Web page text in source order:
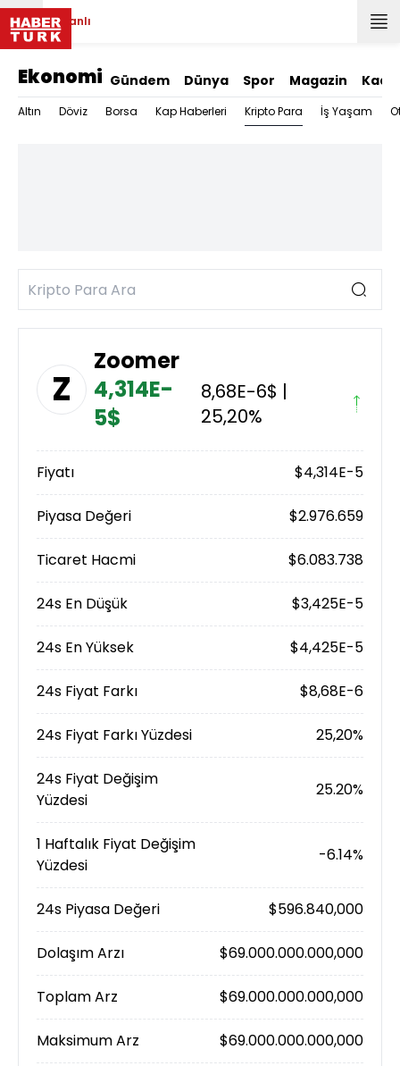
Canlı
Ekonomi Gündem Dünya Spor Magazin
Altın Döviz Borsa Kap Haberleri Kripto Para İş Yaşam
Z
Zoomer
4,314E-
5$
8,68E-6$ |
25,20%
Fiyatı $4,314E-5
Piyasa Değeri $2.976.659
Ticaret Hacmi $6.083.738
24s En Düşük $3,425E-5
24s En Yüksek $4,425E-5
24s Fiyat Farkı $8,68E-6
24s Fiyat Farkı Yüzdesi 25,20%
24s Fiyat Değişim
Yüzdesi
25.20%
1 Haftalık Fiyat Değişim
Yüzdesi
-6.14%
24s Piyasa Değeri $596.840,000
Dolaşım Arzı $69.000.000.000,000
Toplam Arz $69.000.000.000,000
Maksimum Arz $69.000.000.000,000